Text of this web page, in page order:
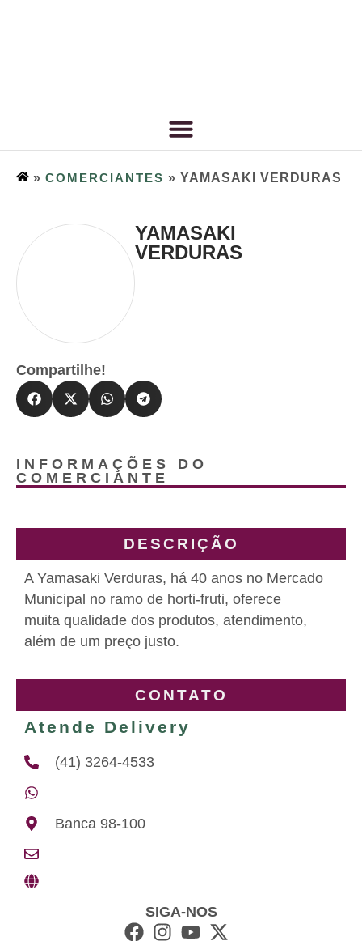
» COMERCIANTES » YAMASAKI VERDURAS
YAMASAKI
VERDURAS
Compartilhe!
INFORMAÇÕES DO
COMERCIANTE
DESCRIÇÃO
A Yamasaki Verduras, há 40 anos no Mercado
Municipal no ramo de horti-fruti, oferece
muita qualidade dos produtos, atendimento,
além de um preço justo.
CONTATO
Atende Delivery
(41) 3264-4533
Banca 98-100
SIGA-NOS